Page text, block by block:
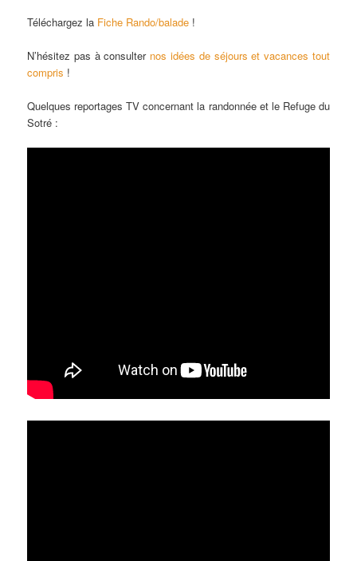
Téléchargez la Fiche Rando/balade !
N’hésitez pas à consulter nos idées de séjours et vacances tout
compris !
Quelques reportages TV concernant la randonnée et le Refuge du
Sotré :